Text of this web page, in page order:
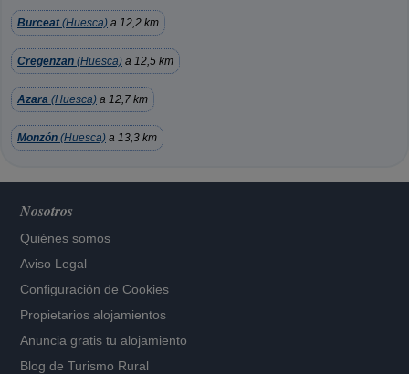
Burceat(Huesca) a 12,2 km
Cregenzan (Huesca) a 12,5 km
Azara (Huesca) a 12,7 km
Monzón (Huesca) a 13,3 km
Nosotros
Quiénes somos
Aviso Legal
Configuración de Cookies
Propietarios alojamientos
Anuncia gratis tu alojamiento
Blog de Turismo Rural